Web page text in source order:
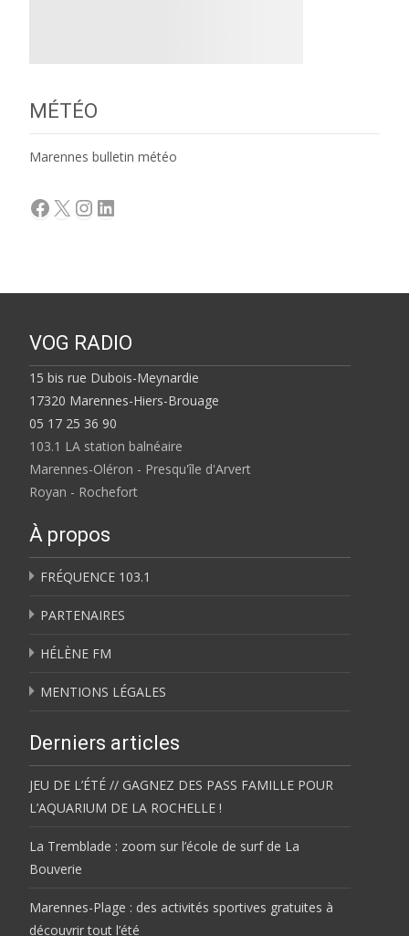
MÉTÉO
Marennes bulletin météo
Facebook
X Instagram
LinkedIn
VOG RADIO
15 bis rue Dubois-Meynardie
17320 Marennes-Hiers-Brouage
05 17 25 36 90
103.1 LA station balnéaire
Marennes-Oléron - Presqu'île d'Arvert
Royan - Rochefort
À propos
FRÉQUENCE 103.1
PARTENAIRES
HÉLÈNE FM
MENTIONS LÉGALES
Derniers articles
JEU DE L’ÉTÉ // GAGNEZ DES PASS FAMILLE POUR
L’AQUARIUM DE LA ROCHELLE !
La Tremblade : zoom sur l’école de surf de La
Bouverie
Marennes-Plage : des activités sportives gratuites à
découvrir tout l’été